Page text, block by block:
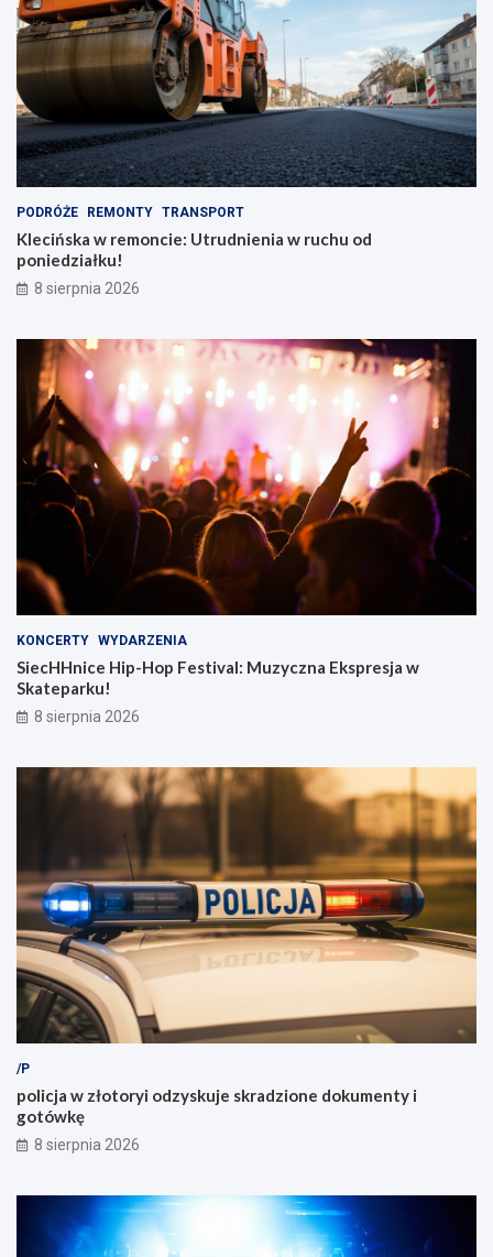
p
l
e
c
a
k
e
m
y
w
y
!
PODRÓŻE REMONTY TRANSPORT
Klecińska w remoncie: Utrudnienia w ruchu od
poniedziałku!
8 sierpnia 2026
KONCERTY WYDARZENIA
SiecHHnice Hip-Hop Festival: Muzyczna Ekspresja w
Skateparku!
8 sierpnia 2026
/P
policja w złotoryi odzyskuje skradzione dokumenty i
gotówkę
8 sierpnia 2026